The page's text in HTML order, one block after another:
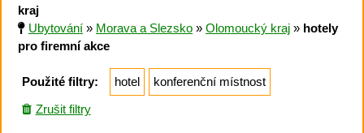
kraj
Ubytování » Morava a Slezsko » Olomoucký kraj » hotely
pro firemní akce
Použité filtry: hotel
konferenční místnost
Zrušit filtry